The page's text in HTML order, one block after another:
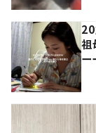
祖
ー